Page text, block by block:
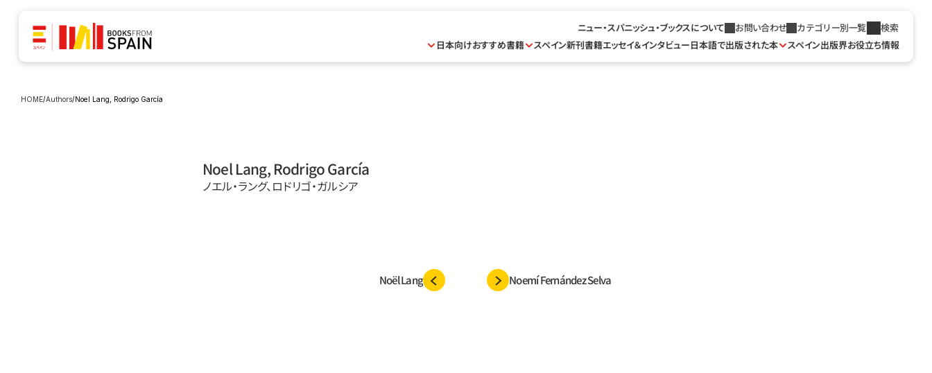
ニュー・スパニッシュ・ブックスについて お問い合わせ カテゴリー別一覧
検索
日本向けおすすめ書籍
スペイン新刊書籍エッセイ＆インタビュー日本語で出版された本 スペイン出版界お役立ち情報
HOME/Authors/Noel Lang, Rodrigo García
Noel Lang, Rodrigo García
ノエル・ラング、ロドリゴ・ガルシア
Noël Lang Noemí Fernández Selva